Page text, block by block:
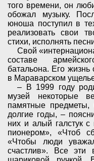
того времени, он
обожал музыку.
юноша поступил в
реализовать свои
стихи, исполнять
Свой
составе
батальона. Его
в Мараварском
– В 1999 году
музей некоторые
памятные
долгие годы, –
них и алый галстук
пионером», «Чтоб
«Чтобы люди
счастлив». Все